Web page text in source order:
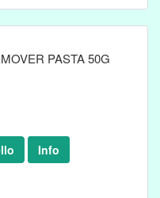
PASTA 50G
Info